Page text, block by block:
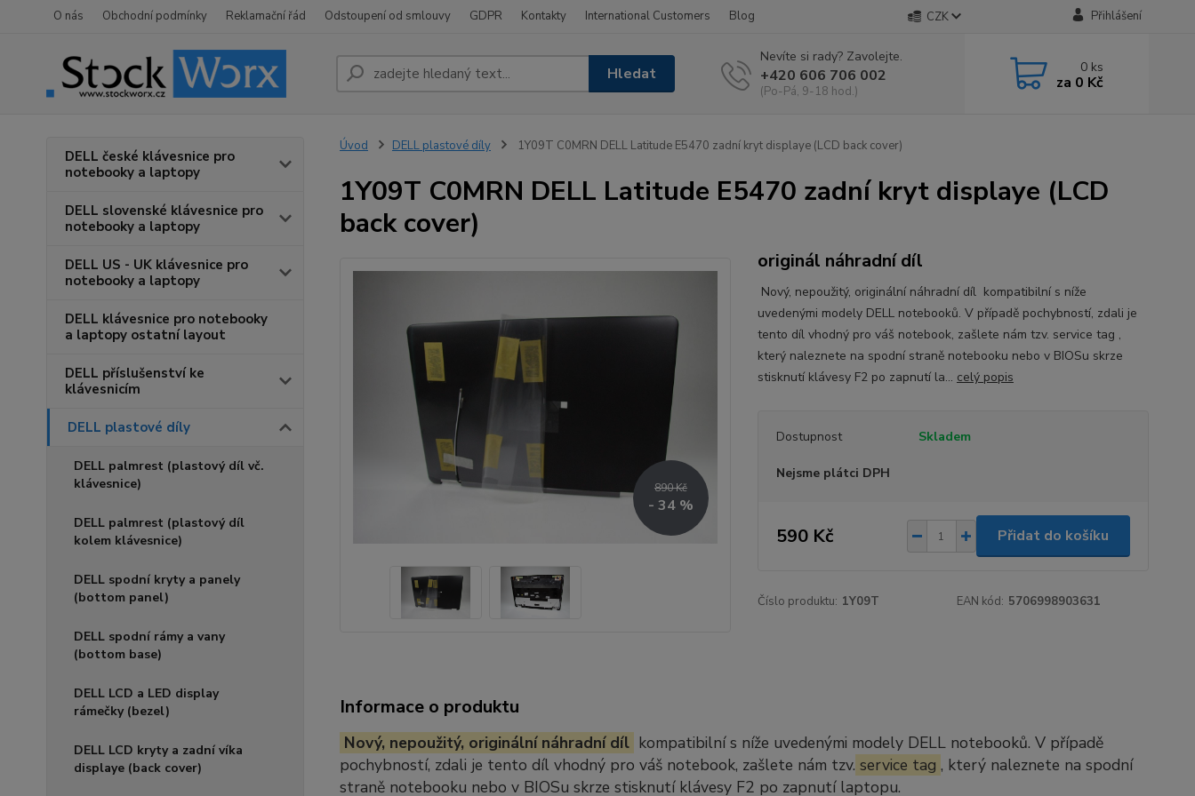
O nás Obchodní podmínky Reklamační řád Odstoupení od smlouvy GDPR Kontakty International Customers Blog CZK Přihlášení
Hledat
Nevíte si rady? Zavolejte.
+420 606 706 002
(Po-Pá, 9-18 hod.)
0 ks
za 0 Kč
DELL české klávesnice pro
notebooky a laptopy
DELL slovenské klávesnice pro
notebooky a laptopy
DELL US - UK klávesnice pro
notebooky a laptopy
DELL klávesnice pro notebooky
a laptopy ostatní layout
DELL příslušenství ke
klávesnicím
DELL plastové díly
DELL palmrest (plastový díl vč.
klávesnice)
DELL palmrest (plastový díl
kolem klávesnice)
DELL spodní kryty a panely
(bottom panel)
DELL spodní rámy a vany
(bottom base)
DELL LCD a LED display
rámečky (bezel)
DELL LCD kryty a zadní víka
displaye (back cover)
Úvod DELL plastové díly 1Y09T C0MRN DELL Latitude E5470 zadní kryt displaye (LCD back cover)
1Y09T C0MRN DELL Latitude E5470 zadní kryt displaye (LCD
back cover)
890 Kč
- 34 %
originál náhradní díl
Nový, nepoužitý, originální náhradní díl kompatibilní s níže
uvedenými modely DELL notebooků. V případě pochybností, zdali je
tento díl vhodný pro váš notebook, zašlete nám tzv. service tag ,
který naleznete na spodní straně notebooku nebo v BIOSu skrze
stisknutí klávesy F2 po zapnutí la... celý popis
Dostupnost Skladem
Nejsme plátci DPH
590 Kč Přidat do košíku
Číslo produktu: 1Y09T EAN kód: 5706998903631
Informace o produktu
Nový, nepoužitý, originální náhradní díl kompatibilní s níže uvedenými modely DELL notebooků. V případě
pochybností, zdali je tento díl vhodný pro váš notebook, zašlete nám tzv. service tag , který naleznete na spodní
straně notebooku nebo v BIOSu skrze stisknutí klávesy F2 po zapnutí laptopu.